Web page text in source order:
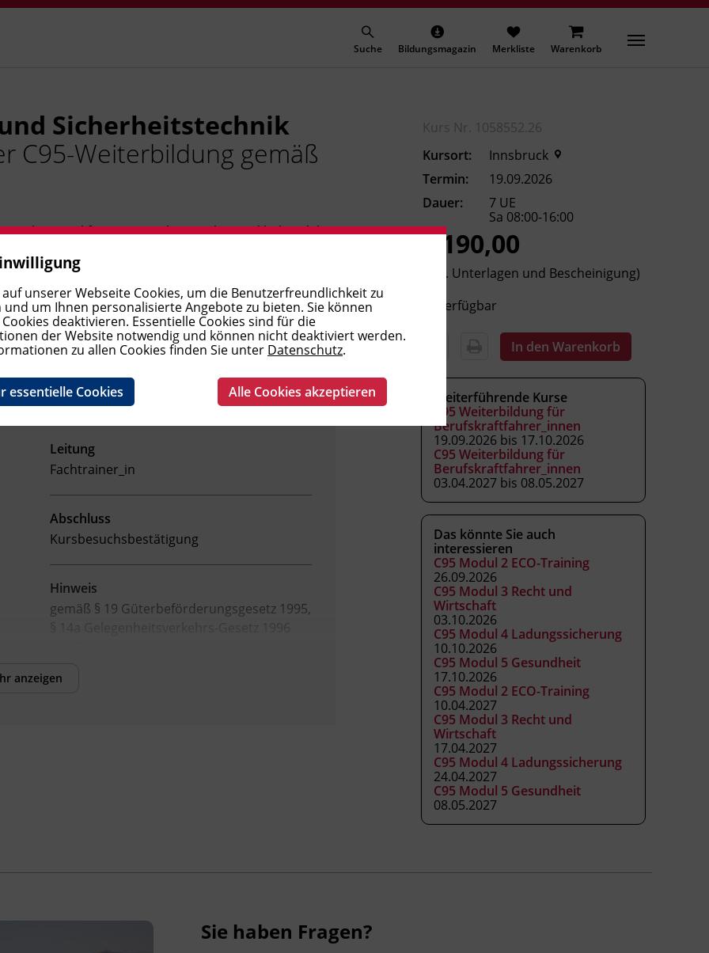
Suche Bildungsmagazin Merkliste Warenkorb
Sicherheitstechnik
C95-Weiterbildung gemäß
Fahrerqualifizierungsnachweis (Lkw) und behandelt
die technischen Grundlagen für ein sicheres
Leitung
Fachtrainer_in
Abschluss
Kursbesuchsbestätigung
Hinweis
gemäß § 19 Güterbeförderungsgesetz 1995,
§ 14a Gelegenheitsverkehrs-Gesetz 1996
anzeigen
Kurs Nr. 1058552.26
Kursort:
Innsbruck
Termin:
19.09.2026
Dauer:
7 UE
Sa 08:00-16:00
€ 190,00
(inkl. Unterlagen und Bescheinigung)
Verfügbar
In den Warenkorb
Weiterführende Kurse
C95 Weiterbildung für
Berufskraftfahrer_innen
19.09.2026 bis 17.10.2026
C95 Weiterbildung für
Berufskraftfahrer_innen
03.04.2027 bis 08.05.2027
Das könnte Sie auch
interessieren
C95 Modul 2 ECO-Training
26.09.2026
C95 Modul 3 Recht und
Wirtschaft
03.10.2026
C95 Modul 4 Ladungssicherung
10.10.2026
C95 Modul 5 Gesundheit
17.10.2026
C95 Modul 2 ECO-Training
10.04.2027
C95 Modul 3 Recht und
Wirtschaft
17.04.2027
C95 Modul 4 Ladungssicherung
24.04.2027
C95 Modul 5 Gesundheit
08.05.2027
Sie haben Fragen?
unserer Webseite Cookies, um die Benutzerfreundlichkeit zu
und um Ihnen personalisierte Angebote zu bieten. Sie können
deaktivieren. Essentielle Cookies sind für die
der Website notwendig und können nicht deaktiviert werden.
zu allen Cookies finden Sie unter Datenschutz.
essentielle Cookies Alle Cookies akzeptieren